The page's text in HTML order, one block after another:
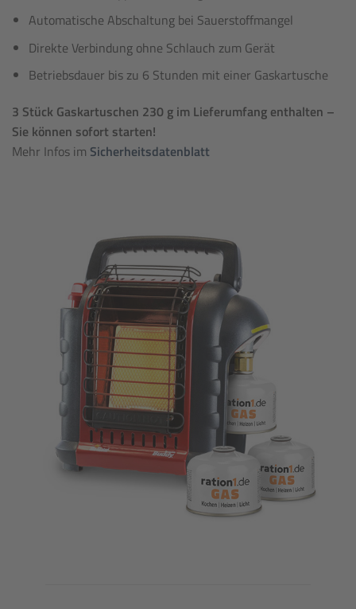
Automatische Abschaltung bei Sauerstoffmangel
Direkte Verbindung ohne Schlauch zum Gerät
Betriebsdauer bis zu 6 Stunden mit einer Gaskartusche
3 Stück Gaskartuschen 230 g im Lieferumfang enthalten –
Sie können sofort starten!
Mehr Infos im Sicherheitsdatenblatt